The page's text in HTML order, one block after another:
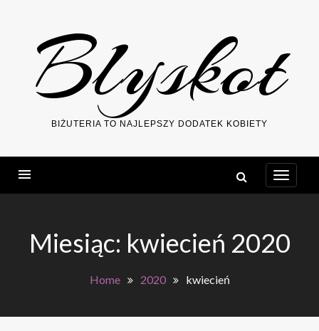
Blyskot
BIŻUTERIA TO NAJLEPSZY DODATEK KOBIETY
Miesiąc: kwiecień 2020
Home 2020 kwiecień